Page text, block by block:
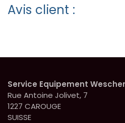
Avis client :
Service Equipement
Rue Antoine Jolivet, 7
1227 CAROUGE
SUISSE